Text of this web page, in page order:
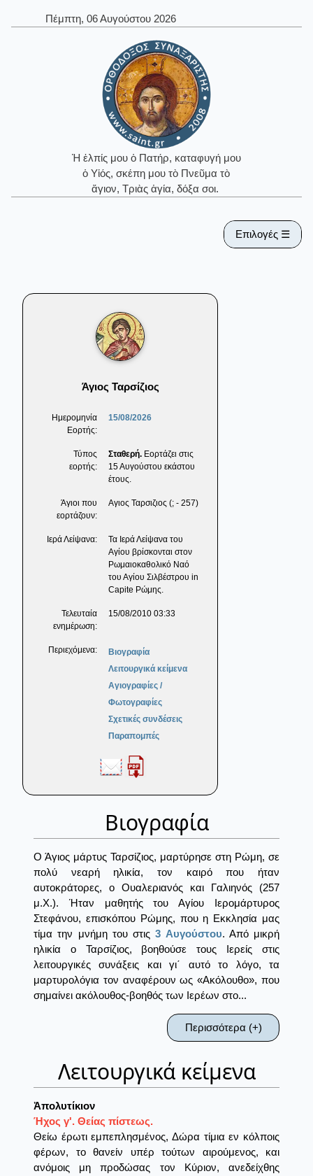
Πέμπτη, 06 Αυγούστου 2026
Ἡ ἐλπίς μου ὁ Πατήρ, καταφυγή μου
ὁ Υἱός, σκέπη μου τὸ Πνεῦμα τὸ
ἅγιον, Τριὰς ἁγία, δόξα σοι.
Επιλογές ☰
Άγιος Ταρσίζιος
Ημερομηνία
Εορτής:
15/08/2026
Τύπος
εορτής:
Σταθερή. Εορτάζει στις
15 Αυγούστου εκάστου
έτους.
Άγιοι που
εορτάζουν:
Αγιος Ταρσιζιος (; - 257)
Ιερά Λείψανα:
Τα Ιερά Λείψανα του
Αγίου βρίσκονται στον
Ρωμαιοκαθολικό Ναό
του Αγίου Σιλβέστρου in
Capite Ρώμης.
Τελευταία
ενημέρωση:
15/08/2010 03:33
Περιεχόμενα:
Βιογραφία
Λειτουργικά κείμενα
Αγιογραφίες /
Φωτογραφίες
Σχετικές συνδέσεις
Παραπομπές
Βιογραφία
Ο Άγιος μάρτυς Ταρσίζιος, μαρτύρησε στη Ρώμη, σε
πολύ νεαρή ηλικία, τον καιρό που ήταν
αυτοκράτορες, ο Ουαλεριανός και Γαλιηνός (257
μ.Χ.). Ήταν μαθητής του Αγίου Ιερομάρτυρος
Στεφάνου, επισκόπου Ρώμης, που η Εκκλησία μας
τίμα την μνήμη του στις3 Αυγούστου. Από μικρή
ηλικία ο Ταρσίζιος, βοηθούσε τους Ιερείς στις
λειτουργικές συνάξεις και γι΄ αυτό το λόγο, τα
μαρτυρολόγια τον αναφέρουν ως «Ακόλουθο», που
σημαίνει ακόλουθος-βοηθός των Ιερέων στο...
Περισσότερα (+)
Λειτουργικά κείμενα
Ἀπολυτίκιον
Ήχος γ'. Θείας πίστεως.
Θείω έρωτι εμπεπλησμένος, Δώρα τίμια εν κόλποις
φέρων, το θανείν υπέρ τούτων αιρούμενος, και
ανόμοις μη προδώσας τον Κύριον, ανεδείχθης